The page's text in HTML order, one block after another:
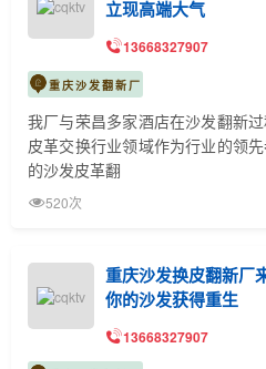
立现高端大气
13668327907
重庆沙发翻新厂
我厂与荣昌多家酒店在沙发翻新
皮革交换行业领域作为行业的领
的沙发皮革翻
520次
重庆沙发换皮翻新厂
你的沙发获得重生
13668327907